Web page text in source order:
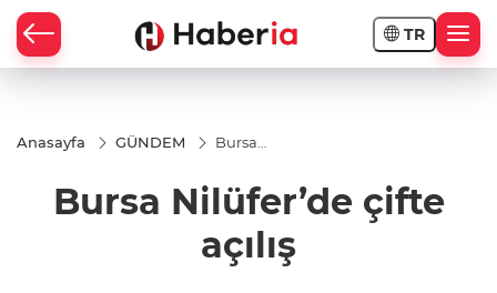
TR
Anasayfa GÜNDEM
Bursa
Bursa Nilüfer’de çifte
açılış